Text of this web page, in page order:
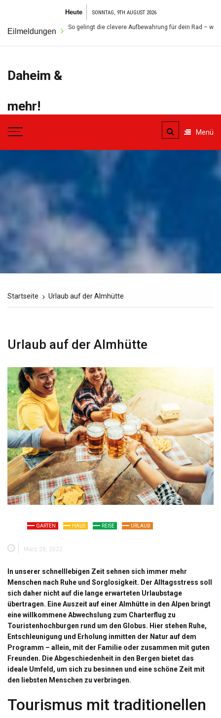
Heute SONNTAG, 9TH AUGUST 2026
Eilmeldungen
im Garten: So gelingt die clevere Aufbewahrung für dein Rad – wetterfest und
Daheim &
mehr!
Der Ort für alles was das
Eigenheim betrifft.
Menü
Startseite Urlaub auf der Almhütte
Urlaub auf der Almhütte
GARTEN HAUS REISE URLAUB
März 28, 2022
In unserer schnelllebigen Zeit sehnen sich immer mehr
Menschen nach Ruhe und Sorglosigkeit. Der Alltagsstress soll
sich daher nicht auf die lange erwarteten Urlaubstage
übertragen. Eine Auszeit auf einer Almhütte in den Alpen bringt
eine willkommene Abwechslung zum Charterflug zu
Touristenhochburgen rund um den Globus. Hier stehen Ruhe,
Entschleunigung und Erholung inmitten der Natur auf dem
Programm – allein, mit der Familie oder zusammen mit guten
Freunden. Die Abgeschiedenheit in den Bergen bietet das
ideale Umfeld, um sich zu besinnen und eine schöne Zeit mit
den liebsten Menschen zu verbringen.
Tourismus mit traditionellen